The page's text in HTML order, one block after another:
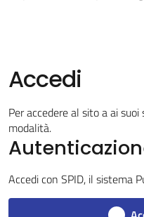
Fontanelice
Servizi
on-
Accedi
Per accedere al sito a ai
modalità.
Accedi con SPID, il sistema